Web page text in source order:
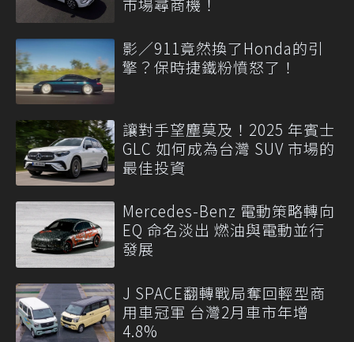
影／911竟然換了Honda的引
擎？保時捷鐵粉憤怒了！
讓對手望塵莫及！2025 年賓士
GLC 如何成為台灣 SUV 市場的
最佳投資
Mercedes-Benz 電動策略轉向
EQ 命名淡出 燃油與電動並行
發展
J SPACE翻轉戰局奪回輕型商
用車冠軍 台灣2月車市年增
4.8%